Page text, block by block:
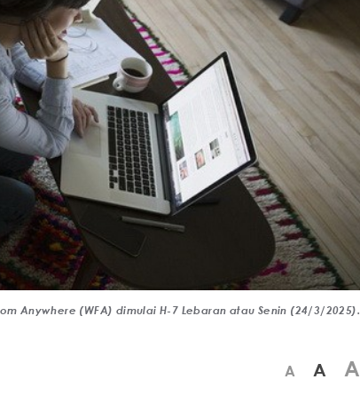
Anywhere (WFA) dimulai H-7 Lebaran atau Senin (24/3/2025).
A A A